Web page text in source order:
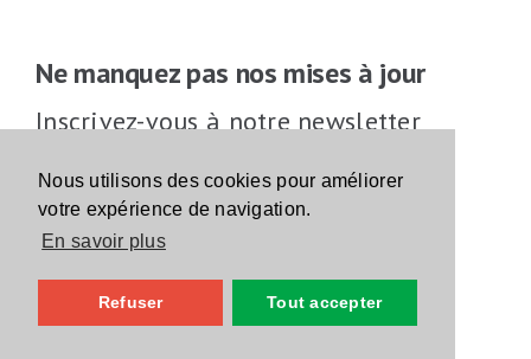
Nous utilisons des cookies pour améliorer
votre expérience de navigation.
En savoir plus
Refuser Tout accepter
Ne manquez pas nos mises à jour
Inscrivez-vous à notre newsletter
Inscrivez-vous
Suivez-nous sur les réseaux sociaux